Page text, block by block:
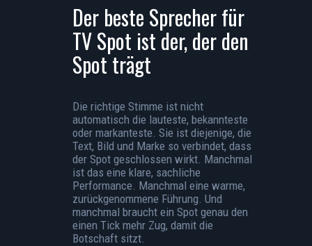
Der beste Sprecher für
TV Spot ist der, der den
Spot trägt
Die richtige Stimme ist nicht
automatisch die lauteste, bekannteste
oder markanteste. Sie ist diejenige, die
Text, Bild und Marke so verbindet, dass
der Spot geschlossen wirkt. Manchmal
ist das eine klare, sachliche
Performance. Manchmal eine warme,
zurückgenommene Führung. Und
manchmal braucht ein Spot genau den
einen Tick mehr Zug, damit die
Botschaft sitzt.